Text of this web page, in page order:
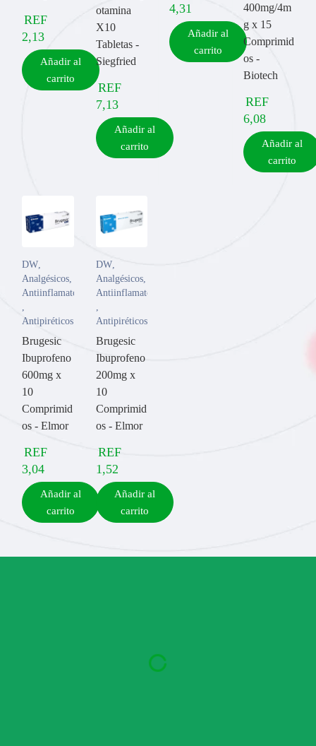
REF
2,13
Añadir al
carrito
otamina
X10
Tabletas -
Siegfried
REF
7,13
Añadir al
carrito
4,31
Añadir al
carrito
400mg/4m
g x 15
Comprimid
os -
Biotech
REF
6,08
Añadir al
carrito
DW,
Analgésicos,
Antiinflamatorios
,
Antipiréticos
Brugesic
Ibuprofeno
600mg x
10
Comprimid
os - Elmor
REF
3,04
Añadir al
carrito
DW,
Analgésicos,
Antiinflamatorios
,
Antipiréticos
Brugesic
Ibuprofeno
200mg x
10
Comprimid
os - Elmor
REF
1,52
Añadir al
carrito